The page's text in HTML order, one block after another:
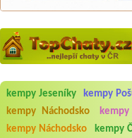
kempy Jeseníky kempy
kempy Náchodsko
kempy Náchodsko
kempy
Aneta Melicharová***
Byli jsme zde v týdnu od
V umývárně i na WC bylo
množství návštěvníků není